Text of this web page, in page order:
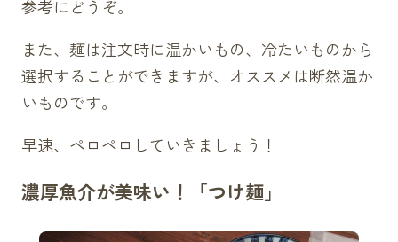
参考にどうぞ。
また、麺は注文時に温かいもの、冷たいものから
選択することができますが、オススメは断然温か
いものです。
早速、ペロペロしていきましょう！
濃厚魚介が美味い！「つけ麺」